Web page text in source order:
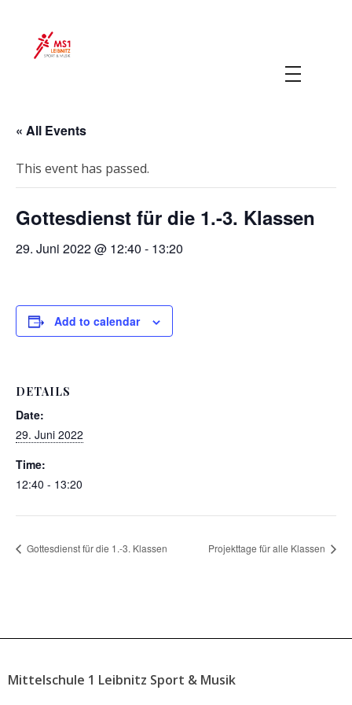
« All Events
This event has passed.
Gottesdienst für die 1.-3. Klassen
29. Juni 2022 @ 12:40 - 13:20
Add to calendar
DETAILS
Date:
29. Juni 2022
Time:
12:40 - 13:20
Gottesdienst für die 1.-3. Klassen Projekttage für alle Klassen
Mittelschule 1 Leibnitz Sport & Musik